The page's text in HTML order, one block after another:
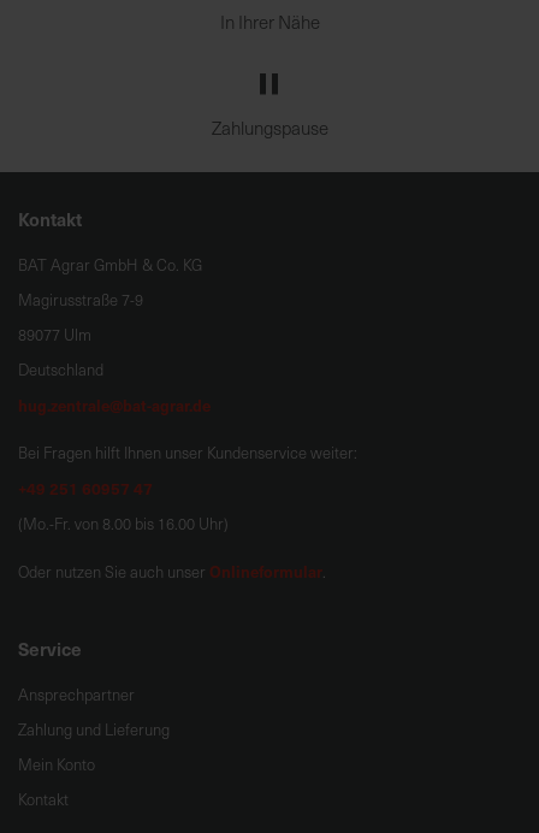
In Ihrer Nähe
Zahlungspause
Kontakt
BAT Agrar GmbH & Co. KG
Magirusstraße 7-9
89077 Ulm
Deutschland
hug.zentrale@bat-agrar.de
Bei Fragen hilft Ihnen unser Kundenservice weiter:
+49 251 60957 47
(Mo.-Fr. von 8.00 bis 16.00 Uhr)
Oder nutzen Sie auch unser Onlineformular.
Service
Ansprechpartner
Zahlung und Lieferung
Mein Konto
Kontakt